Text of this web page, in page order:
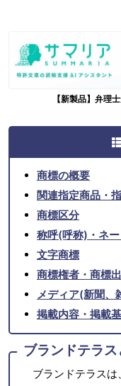
【新製品】弁理
商標の概要
関連指定商品・
商標区分
称呼(呼称)・ネ
文字商標
商標権者・商標
メディア(新聞、
掲載内容・掲載
ブランドテラス
ブランドテラス